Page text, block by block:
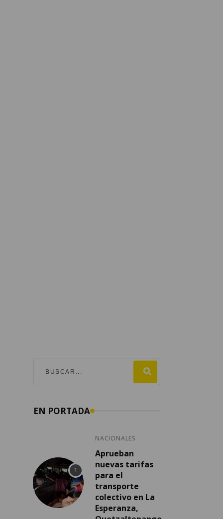
EN PORTADA
NACIONALES
Aprueban
nuevas tarifas
para el
transporte
colectivo en La
Esperanza,